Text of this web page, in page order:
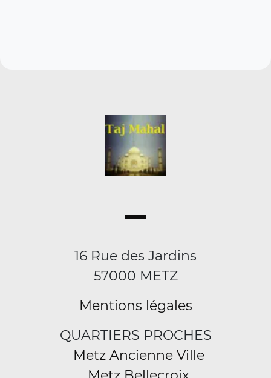
16 Rue des Jardins
57000 METZ
Mentions légales
QUARTIERS PROCHES
Metz Ancienne Ville